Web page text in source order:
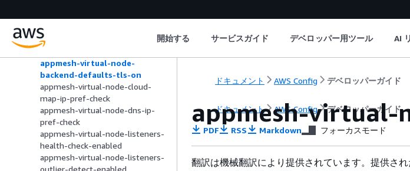
開始する サービスガイド デベロッパー用ツール AI
appmesh-virtual-gateway-
logging-file-path-exists
appmesh-virtual-node-
backend-defaults-tls-on
appmesh-virtual-node-cloud-
map-ip-pref-check
appmesh-virtual-node-dns-ip-
pref-check
appmesh-virtual-node-listeners-
health-check-enabled
appmesh-virtual-node-listeners-
ドキュメント AWS Config デベロッパーガイド
ドキュメント AWS Config デベロッパーガイド
appmesh-virtual-
PDF RSS Markdown フォーカスモード
翻訳は機械翻訳により提供されています。提供さ